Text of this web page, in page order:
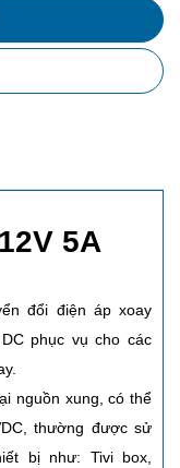
5A
đổi điện áp xoay
phục vụ cho các
nguồn xung, có thể
thường được sử
bị như: Tivi box,